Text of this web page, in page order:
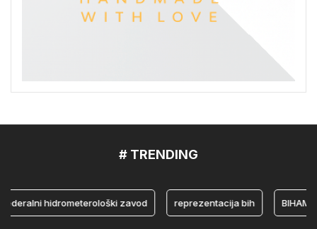
# TRENDING
hidrometerološki zavod reprezentacija bih BIHAMK